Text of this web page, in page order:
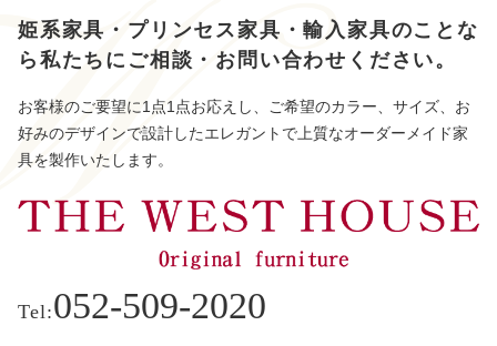
姫系家具・プリンセス家具・輸入家具のことな
ら 私たちにご相談・お問い合わせください。
お客様のご要望に1点1点お応えし、ご希望のカラー、サイズ、お
好みのデザインで設計したエレガントで上質なオーダーメイド家
具を製作いたします。
Tel:052-509-2020